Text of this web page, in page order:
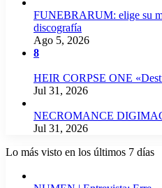
FUNEBRARUM: elige su
discografía
Ago 5, 2026
8
HEIR CORPSE ONE
Jul 31, 2026
NECROMANCE
Jul 31, 2026
Lo más visto en los últimos 7 días